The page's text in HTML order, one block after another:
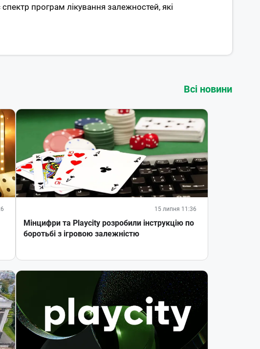
програм лікування залежностей, які
Всі новини
15 липня 11:36
Мінцифри та Playcity розробили інструкцію по
боротьбі з ігровою залежністю